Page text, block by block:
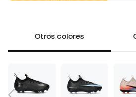
Otros colores